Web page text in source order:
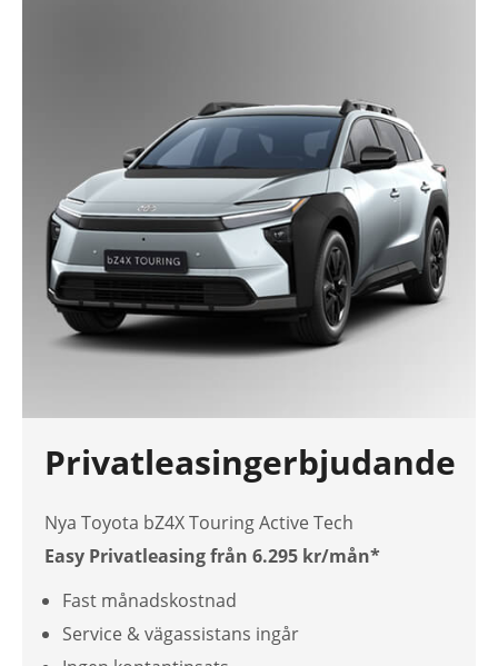
Privatleasingerbjudande
Nya Toyota bZ4X Touring Active Tech
Easy Privatleasing från 6.295 kr/mån*
Fast månadskostnad
Service & vägassistans ingår